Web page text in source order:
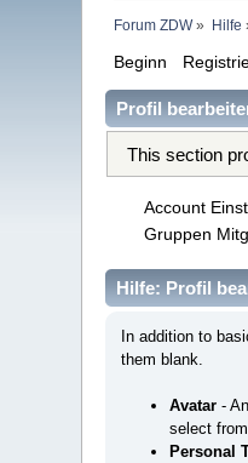
Forum ZDW» Hilfe
Beginn
Profil
This section
Account
Gruppen
Hilfe: Profil
In addition to
them blank.
Avatar -
select
Personal